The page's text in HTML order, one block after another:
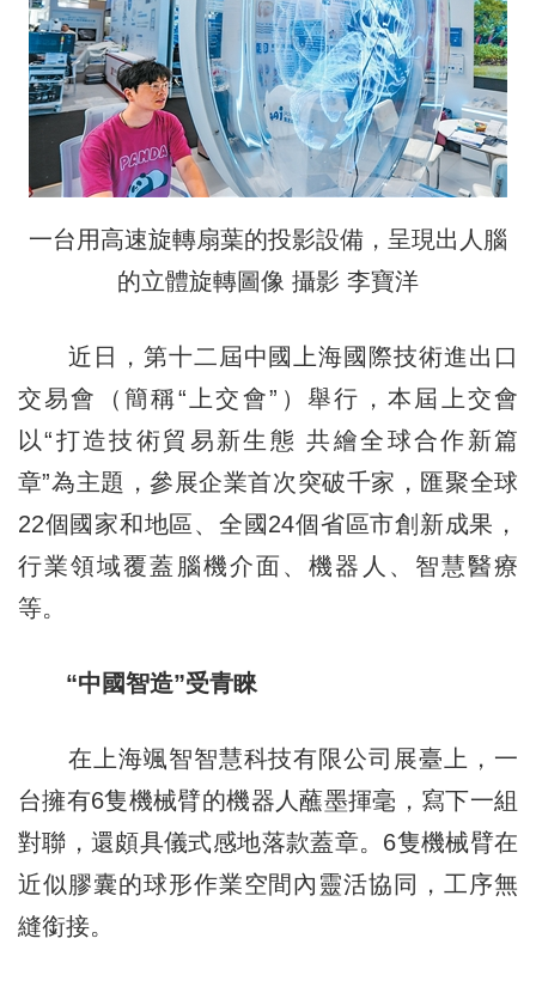
一台用高速旋轉扇葉的投影設備，呈現出人腦
的立體旋轉圖像 攝影 李寶洋
近日，第十二屆中國上海國際技術進出口
交易會（簡稱“上交會”）舉行，本屆上交會
以“打造技術貿易新生態 共繪全球合作新篇
章”為主題，參展企業首次突破千家，匯聚全球
22個國家和地區、全國24個省區市創新成果，
行業領域覆蓋腦機介面、機器人、智慧醫療
等。
“中國智造”受青睞
在上海颯智智慧科技有限公司展臺上，一
台擁有6隻機械臂的機器人蘸墨揮毫，寫下一組
對聯，還頗具儀式感地落款蓋章。6隻機械臂在
近似膠囊的球形作業空間內靈活協同，工序無
縫銜接。